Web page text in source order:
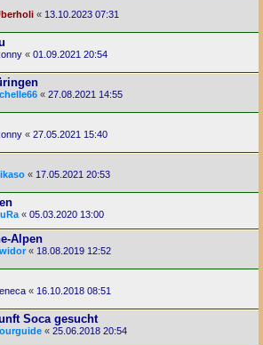
« 13.10.2023 07:31
« 01.09.2021 20:54
« 27.08.2021 14:55
« 27.05.2021 15:40
« 17.05.2021 20:53
« 05.03.2020 13:00
Alpen
« 18.08.2019 12:52
« 16.10.2018 08:51
Soca gesucht
« 25.06.2018 20:54